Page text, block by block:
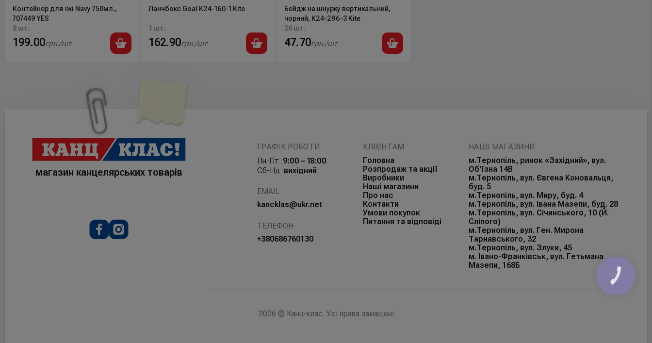
Контейнер для їжі Navy 750мл.,
707449 YES
8 шт.
199.00грн./шт
Ланчбокс Goal K24-160-1 Kite
1 шт.
162.90грн./шт
Бейдж на шнурку вертикальний,
чорний, K24-296-3 Kite
26 шт.
47.70грн./шт
магазин канцелярських товарів
ГРАФІК РОБОТИ
Пн-Пт :9:00 – 18:00
Сб-Нд :вихідний
EMAIL
kancklas@ukr.net
ТЕЛЕФОН
+380686760130
КЛІЄНТАМ
Головна
Розпродаж та акції
Виробники
Наші магазини
Про нас
Контакти
Умови покупок
Питання та відповіді
НАШІ МАГАЗИНИ
м.Тернопіль, ринок «Західний», вул.
Об'їзна 14В
м.Тернопіль, вул. Євгена Коновальця,
буд. 5
м.Тернопіль, вул. Миру, буд. 4
м.Тернопіль, вул. Івана Мазепи, буд. 28
м.Тернопіль, вул. Січинського, 10 (Й.
Сліпого)
м.Тернопіль, вул. Ген. Мирона
Тарнавського, 32
м.Тернопіль, вул. Злуки, 45
м. Івано-Франківськ, вул. Гетьмана
Мазепи, 168Б
2026 © Канц-клас. Усі права захищені
КНОПКА
ЗВ'ЯЗКУ